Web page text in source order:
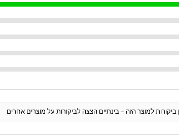
ביקורות למוצר הזה – בינתיים הצצה לביקורות על מוצרים אחרים